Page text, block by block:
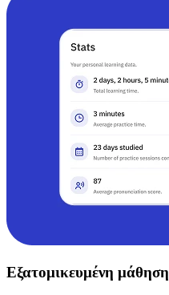
Εξατομικευμένη μάθηση